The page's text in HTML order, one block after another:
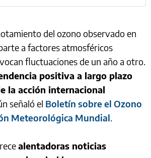
del ozono observado en
a factores atmosféricos
fluctuaciones de un año a otro.
positiva a largo plazo
la acción internacional
señaló el Boletín sobre el Ozono
Meteorológica Mundial.
alentadoras noticias